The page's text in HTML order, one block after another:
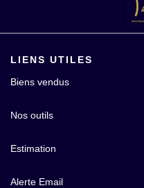
LIENS UTILES
Biens vendus
Nos outils
Estimation
Alerte Email